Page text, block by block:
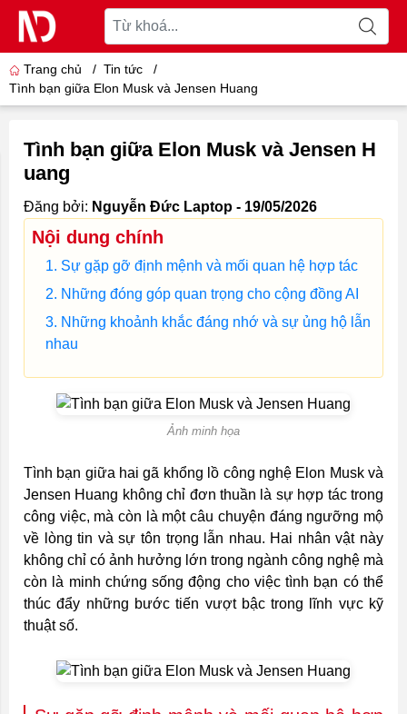
Trang chủ / Tin tức
/
Tình bạn giữa Elon Musk và Jensen Huang
Tình bạn giữa Elon Musk và Jensen H
uang
Đăng bởi: Nguyễn Đức Laptop - 19/05/2026
Nội dung chính
Sự gặp gỡ định mệnh và mối quan hệ hợp tác
Những đóng góp quan trọng cho cộng đồng AI
Những khoảnh khắc đáng nhớ và sự ủng hộ lẫn
nhau
Ảnh minh họa
Tình bạn giữa hai gã khổng lồ công nghệ Elon Musk và
Jensen Huang không chỉ đơn thuần là sự hợp tác trong
công việc, mà còn là một câu chuyện đáng ngưỡng mộ
về lòng tin và sự tôn trọng lẫn nhau. Hai nhân vật này
không chỉ có ảnh hưởng lớn trong ngành công nghệ mà
còn là minh chứng sống động cho việc tình bạn có thể
thúc đẩy những bước tiến vượt bậc trong lĩnh vực kỹ
thuật số.